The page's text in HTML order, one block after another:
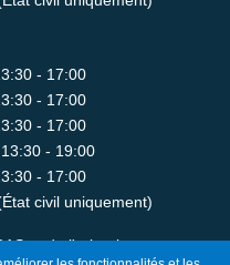
- 17:00
- 17:00
- 17:00
- 19:00
- 17:00
civil uniquement)
et de l'urbanisme sont